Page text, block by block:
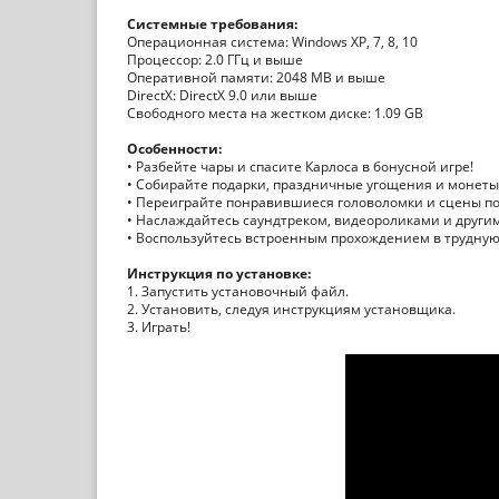
Системные требования:
Операционная система: Windows XP, 7, 8, 10
Процессор: 2.0 ГГц и выше
Оперативной памяти: 2048 MB и выше
DirectX: DirectX 9.0 или выше
Свободного места на жестком диске: 1.09 GB
Особенности:
• Разбейте чары и спасите Карлоса в бонусной игре!
• Собирайте подарки, праздничные угощения и монеты
• Переиграйте понравившиеся головоломки и сцены
• Наслаждайтесь саундтреком, видеороликами и
• Воспользуйтесь встроенным прохождением в
Инструкция по установке:
1. Запустить установочный файл.
2. Установить, следуя инструкциям установщика.
3. Играть!